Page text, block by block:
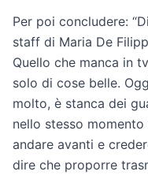
Per poi concludere:
staff di Maria De
Quello che manca in
solo di cose belle.
molto, è stanca dei
nello stesso
andare avanti e
dire che proporre